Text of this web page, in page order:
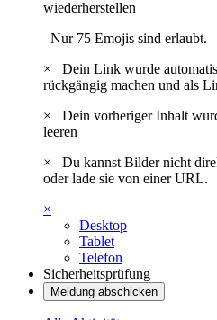
wiederherstellen
Nur 75 Emojis sind erlaubt.
×
Dein Link wurde
rückgängig machen und als
×
Dein vorheriger Inhalt
leeren
×
Du kannst Bilder nicht
oder lade sie von einer URL.
×
Desktop
Tablet
Telefon
Sicherheitsprüfung
Meldung abschicken